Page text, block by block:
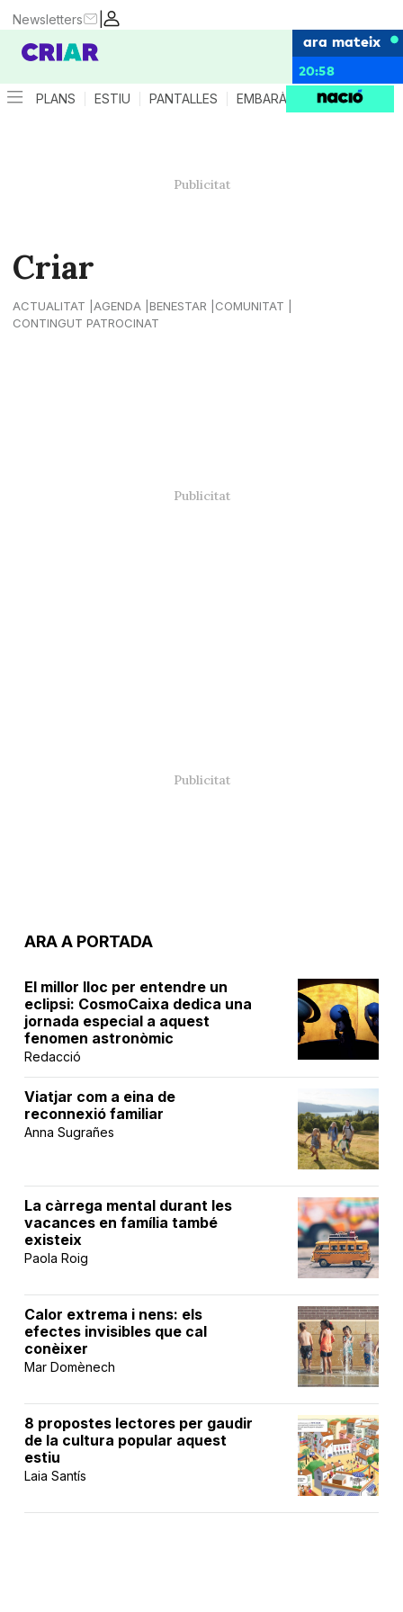
|
Newsletters
ara mateix
20:58
PLANS ESTIU PANTALLES EMBARÀS CRIANÇA
Criar
ACTUALITAT AGENDA BENESTAR
COMUNITAT
CONTINGUT PATROCINAT
ARA A PORTADA
El millor lloc per entendre un
eclipsi: CosmoCaixa dedica una
jornada especial a aquest
fenomen astronòmic
Redacció
Viatjar com a eina de
reconnexió familiar
Anna Sugrañes
La càrrega mental durant les
vacances en família també
existeix
Paola Roig
Calor extrema i nens: els
efectes invisibles que cal
conèixer
Mar Domènech
8 propostes lectores per gaudir
de la cultura popular aquest
estiu
Laia Santís